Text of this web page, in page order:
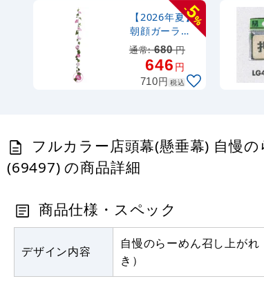
-
5
%
【2026年夏】
朝顔ガーラン
ド ピンク
(No.te020007
通常:680円
646円
710円 税込
フルカラー店頭幕(懸垂幕) 自慢
(69497) の商品詳細
商品仕様・スペック
デザイン内容
自慢のらーめん召し上がれ
き）